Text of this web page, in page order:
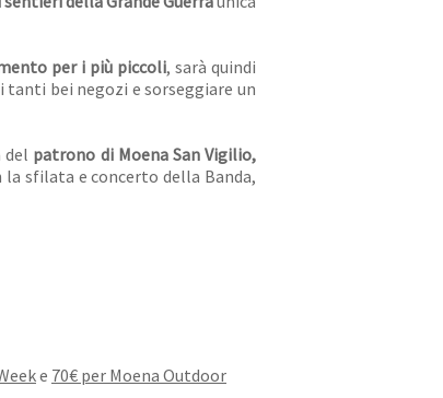
per i più piccoli, sarà quindi
bei negozi e sorseggiare un
del patrono di Moena San Vigilio,
sfilata e concerto della Banda,
e 70€ per Moena Outdoor